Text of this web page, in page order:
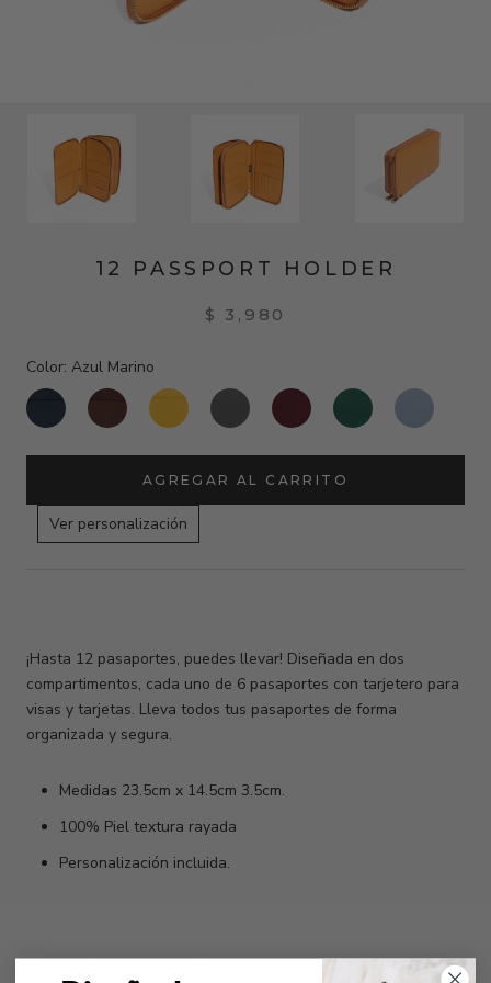
12 PASSPORT HOLDER
$ 3,980
Color: Azul Marino
AGREGAR AL CARRITO
Ver personalización
¡Hasta 12 pasaportes, puedes llevar! Diseñada en dos
compartimentos, cada uno de 6 pasaportes con tarjetero para
visas y tarjetas. Lleva todos tus pasaportes de forma
organizada y segura.
Medidas 23.5cm x 14.5cm 3.5cm.
100% Piel textura rayada
Personalización incluida.